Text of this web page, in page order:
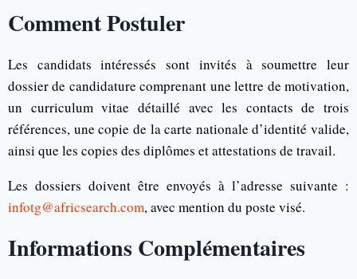
Comment Postuler
Les candidats intéressés sont invités à soumettre leur
dossier de candidature comprenant une lettre de motivation,
un curriculum vitae détaillé avec les contacts de trois
références, une copie de la carte nationale d’identité valide,
ainsi que les copies des diplômes et attestations de travail.
Les dossiers doivent être envoyés à l’adresse suivante :
infotg@africsearch.com, avec mention du poste visé.
Informations Complémentaires